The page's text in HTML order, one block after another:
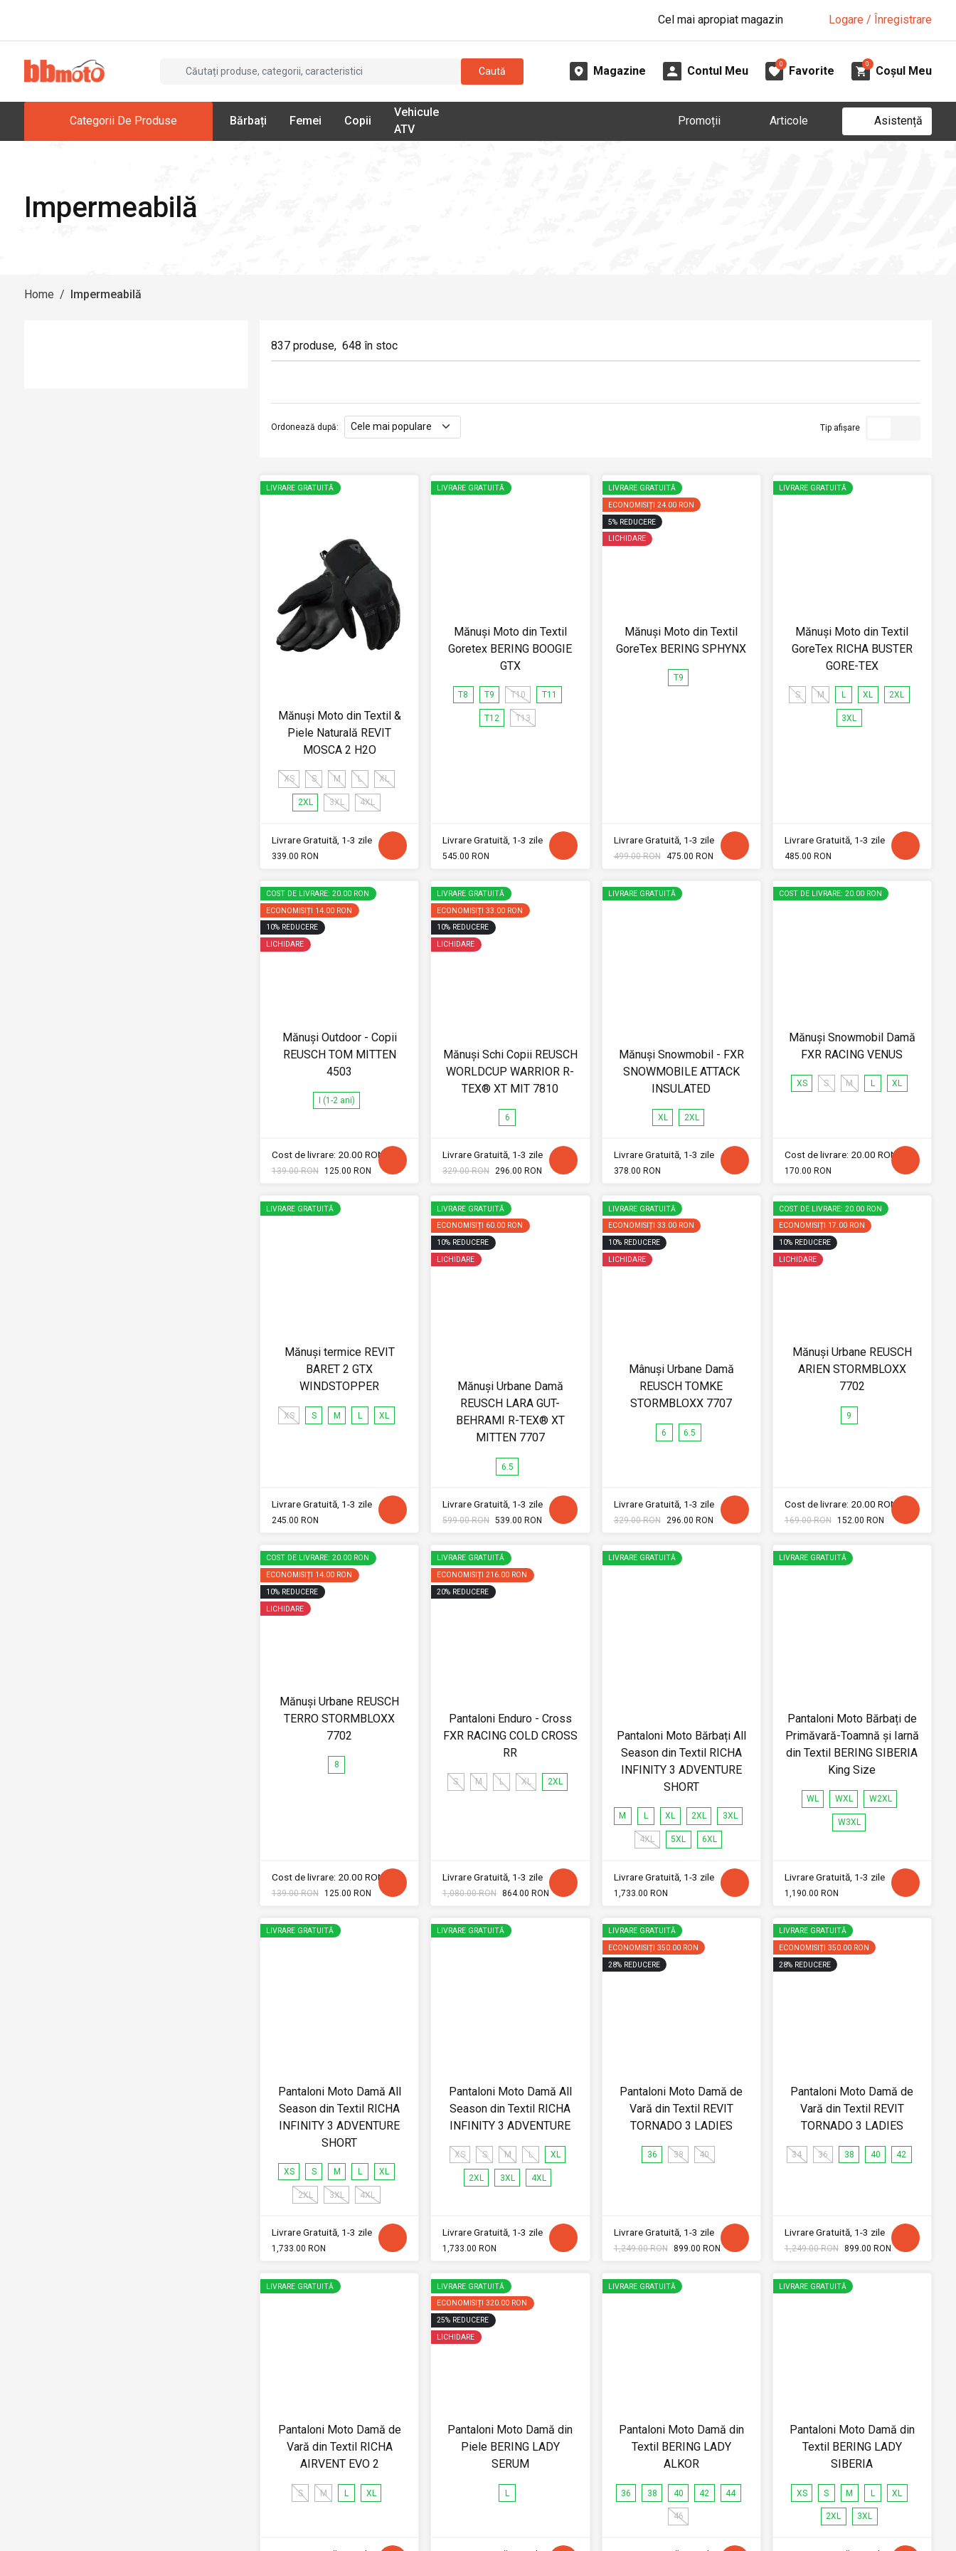
Cel mai apropiat magazin Logare / Înregistrare
Caută Magazine Contul Meu
0
Favorite
0
Coșul Meu
Categorii De Produse Bărbați Femei Copii
Vehicule
ATV
Promoții Articole Asistență
Impermeabilă
Home / Impermeabilă
837 produse, 648 în stoc
Ordonează după: Tip afișare
LIVRARE GRATUITĂ
Mănuși Moto din Textil &
Piele Naturală REVIT
MOSCA 2 H2O
XS S M L XL
2XL 3XL 4XL
Livrare Gratuită, 1-3 zile
339.00 RON
LIVRARE GRATUITĂ
Mănuși Moto din Textil
Goretex BERING BOOGIE
GTX
T8 T9 T10 T11
T12 T13
Livrare Gratuită, 1-3 zile
545.00 RON
LIVRARE GRATUITĂ
ECONOMISIȚI 24.00 RON
5% REDUCERE
LICHIDARE
Mănuși Moto din Textil
GoreTex BERING SPHYNX
T9
Livrare Gratuită, 1-3 zile
499.00 RON 475.00 RON
LIVRARE GRATUITĂ
Mănuși Moto din Textil
GoreTex RICHA BUSTER
GORE-TEX
S M L XL 2XL
3XL
Livrare Gratuită, 1-3 zile
485.00 RON
COST DE LIVRARE: 20.00 RON
ECONOMISIȚI 14.00 RON
10% REDUCERE
LICHIDARE
Mănuși Outdoor - Copii
REUSCH TOM MITTEN
4503
I (1-2 ani)
Cost de livrare: 20.00 RON
139.00 RON 125.00 RON
LIVRARE GRATUITĂ
ECONOMISIȚI 33.00 RON
10% REDUCERE
LICHIDARE
Mănuși Schi Copii REUSCH
WORLDCUP WARRIOR R-
TEX® XT MIT 7810
6
Livrare Gratuită, 1-3 zile
329.00 RON 296.00 RON
LIVRARE GRATUITĂ
Mănuși Snowmobil - FXR
SNOWMOBILE ATTACK
INSULATED
XL 2XL
Livrare Gratuită, 1-3 zile
378.00 RON
COST DE LIVRARE: 20.00 RON
Mănuși Snowmobil Damă
FXR RACING VENUS
XS S M L XL
Cost de livrare: 20.00 RON
170.00 RON
LIVRARE GRATUITĂ
Mănuși termice REVIT
BARET 2 GTX
WINDSTOPPER
XS S M L XL
Livrare Gratuită, 1-3 zile
245.00 RON
LIVRARE GRATUITĂ
ECONOMISIȚI 60.00 RON
10% REDUCERE
LICHIDARE
Mănuși Urbane Damă
REUSCH LARA GUT-
BEHRAMI R-TEX® XT
MITTEN 7707
6.5
Livrare Gratuită, 1-3 zile
599.00 RON 539.00 RON
LIVRARE GRATUITĂ
ECONOMISIȚI 33.00 RON
10% REDUCERE
LICHIDARE
Mânuși Urbane Damă
REUSCH TOMKE
STORMBLOXX 7707
6 6.5
Livrare Gratuită, 1-3 zile
329.00 RON 296.00 RON
COST DE LIVRARE: 20.00 RON
ECONOMISIȚI 17.00 RON
10% REDUCERE
LICHIDARE
Mănuși Urbane REUSCH
ARIEN STORMBLOXX
7702
9
Cost de livrare: 20.00 RON
169.00 RON 152.00 RON
COST DE LIVRARE: 20.00 RON
ECONOMISIȚI 14.00 RON
10% REDUCERE
LICHIDARE
Mănuși Urbane REUSCH
TERRO STORMBLOXX
7702
8
Cost de livrare: 20.00 RON
139.00 RON 125.00 RON
LIVRARE GRATUITĂ
ECONOMISIȚI 216.00 RON
20% REDUCERE
Pantaloni Enduro - Cross
FXR RACING COLD CROSS
RR
S M L XL 2XL
Livrare Gratuită, 1-3 zile
1,080.00 RON 864.00 RON
LIVRARE GRATUITĂ
Pantaloni Moto Bărbați All
Season din Textil RICHA
INFINITY 3 ADVENTURE
SHORT
M L XL 2XL 3XL
4XL 5XL 6XL
Livrare Gratuită, 1-3 zile
1,733.00 RON
LIVRARE GRATUITĂ
Pantaloni Moto Bărbați de
Primăvară-Toamnă și Iarnă
din Textil BERING SIBERIA
King Size
WL WXL W2XL
W3XL
Livrare Gratuită, 1-3 zile
1,190.00 RON
LIVRARE GRATUITĂ
Pantaloni Moto Damă All
Season din Textil RICHA
INFINITY 3 ADVENTURE
SHORT
XS S M L XL
2XL 3XL 4XL
Livrare Gratuită, 1-3 zile
1,733.00 RON
LIVRARE GRATUITĂ
Pantaloni Moto Damă All
Season din Textil RICHA
INFINITY 3 ADVENTURE
XS S M L XL
2XL 3XL 4XL
Livrare Gratuită, 1-3 zile
1,733.00 RON
LIVRARE GRATUITĂ
ECONOMISIȚI 350.00 RON
28% REDUCERE
Pantaloni Moto Damă de
Vară din Textil REVIT
TORNADO 3 LADIES
36 38 40
Livrare Gratuită, 1-3 zile
1,249.00 RON 899.00 RON
LIVRARE GRATUITĂ
ECONOMISIȚI 350.00 RON
28% REDUCERE
Pantaloni Moto Damă de
Vară din Textil REVIT
TORNADO 3 LADIES
34 36 38 40 42
Livrare Gratuită, 1-3 zile
1,249.00 RON 899.00 RON
LIVRARE GRATUITĂ
Pantaloni Moto Damă de
Vară din Textil RICHA
AIRVENT EVO 2
S M L XL
LIVRARE GRATUITĂ
ECONOMISIȚI 320.00 RON
25% REDUCERE
LICHIDARE
Pantaloni Moto Damă din
Piele BERING LADY
SERUM
L
LIVRARE GRATUITĂ
Pantaloni Moto Damă din
Textil BERING LADY
ALKOR
36 38 40 42 44
46
LIVRARE GRATUITĂ
Pantaloni Moto Damă din
Textil BERING LADY
SIBERIA
XS S M L XL
2XL 3XL